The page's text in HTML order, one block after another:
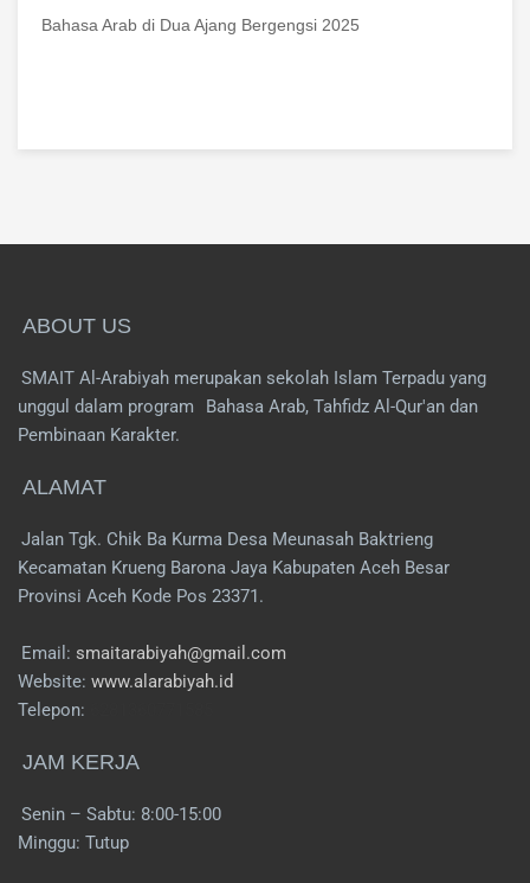
Bahasa Arab di Dua Ajang Bergengsi 2025
ABOUT US
SMAIT Al-Arabiyah merupakan sekolah Islam Terpadu yang
unggul dalam program
Bahasa Arab, Tahfidz Al-Qur'an dan
Pembinaan Karakter.
ALAMAT
Jalan Tgk. Chik Ba Kurma Desa Meunasah Baktrieng
Kecamatan Krueng Barona Jaya Kabupaten Aceh Besar
Provinsi Aceh Kode Pos 23371.
Email: smaitarabiyah@gmail.com
Website: www.alarabiyah.id
Telepon:
JAM KERJA
Senin – Sabtu: 8:00-15:00
Minggu: Tutup